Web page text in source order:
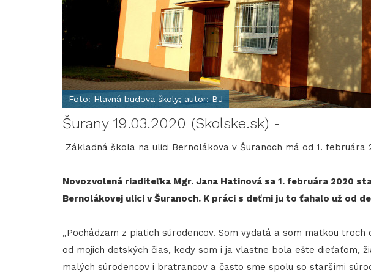
Foto: Hlavná budova školy; autor: BJ
Šurany 19.03.2020 (Skolske.sk) -
Základná škola na ulici Bernolákova v Šuranoch má od 1. februára
Novozvolená riaditeľka Mgr. Jana Hatinová sa 1. februára 2020
Bernolákovej ulici v Šuranoch. K práci s deťmi ju to ťahalo už od
„Pochádzam z piatich súrodencov. Som vydatá a som matkou
od mojich detských čias, kedy som i ja vlastne bola ešte dieťaťom,
malých súrodencov i bratrancov a často sme spolu so staršími